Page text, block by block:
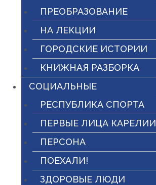
ПРЕОБРАЗОВАНИЕ
НА ЛЕКЦИИ
ГОРОДСКИЕ ИСТОРИИ
КНИЖНАЯ РАЗБОРКА
СОЦИАЛЬНЫЕ
РЕСПУБЛИКА СПОРТА
ПЕРВЫЕ ЛИЦА КАРЕЛИИ
ПЕРСОНА
ПОЕХАЛИ!
ЗДОРОВЫЕ ЛЮДИ